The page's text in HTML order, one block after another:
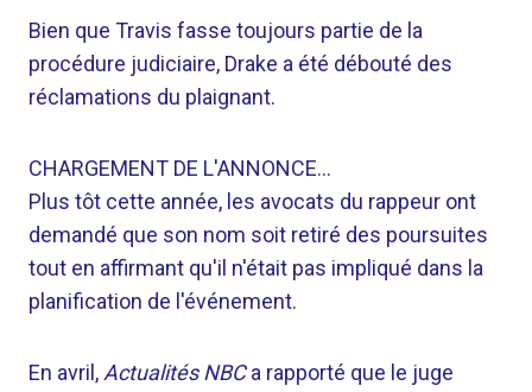
Bien que Travis fasse toujours partie de la
procédure judiciaire, Drake a été débouté des
réclamations du plaignant.
CHARGEMENT DE L'ANNONCE…
Plus tôt cette année, les avocats du rappeur ont
demandé que son nom soit retiré des poursuites
tout en affirmant qu'il n'était pas impliqué dans la
planification de l'événement.
En avril, Actualités NBCa rapporté que le juge